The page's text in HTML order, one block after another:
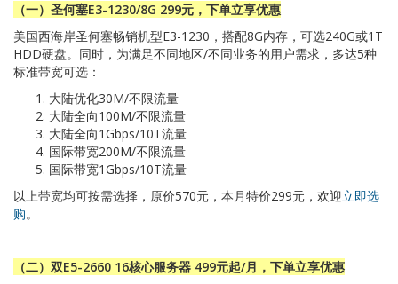
（一）圣何塞E3-1230/8G 299元，下单立享优惠
美国西海岸圣何塞畅销机型E3-1230，搭配8G内存，可选240G或1T
HDD硬盘。同时，为满足不同地区/不同业务的用户需求，多达5种
标准带宽可选：
大陆优化30M/不限流量
大陆全向100M/不限流量
大陆全向1Gbps/10T流量
国际带宽200M/不限流量
国际带宽1Gbps/10T流量
以上带宽均可按需选择，原价570元，本月特价299元，欢迎立即选
购。
（二）双E5-2660 16核心服务器 499元起/月，下单立享优惠